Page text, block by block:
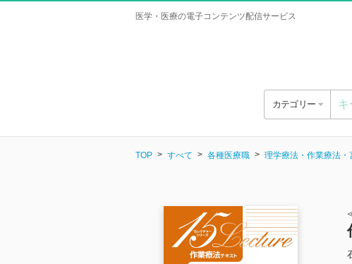
医学・医療の電子コンテンツ配信サービス
カテゴリー
TOP すべて 各種医療職 理学療法・作業療法・